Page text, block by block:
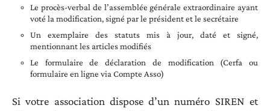
Le procès-verbal de l’assemblée générale extraordinaire ayant
voté la modification, signé par le président et le secrétaire
Un exemplaire des statuts mis à jour, daté et signé,
mentionnant les articles modifiés
Le formulaire de déclaration de modification (Cerfa ou
formulaire en ligne via Compte Asso)
Si votre association dispose d’un numéro SIREN et